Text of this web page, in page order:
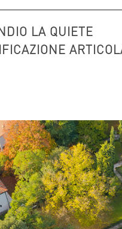
LA QUIETE